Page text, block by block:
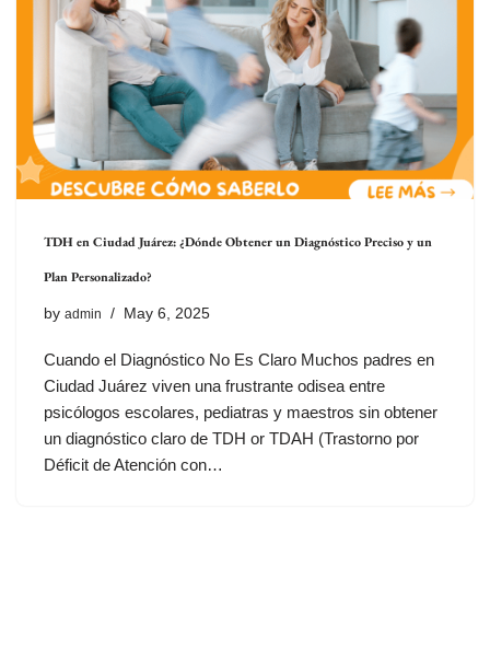
TDH en Ciudad Juárez: ¿Dónde Obtener un Diagnóstico Preciso y un
Plan Personalizado?
by admin May 6, 2025
Cuando el Diagnóstico No Es Claro Muchos padres en
Ciudad Juárez viven una frustrante odisea entre
psicólogos escolares, pediatras y maestros sin obtener
un diagnóstico claro de TDH or TDAH (Trastorno por
Déficit de Atención con…